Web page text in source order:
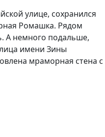
улице, сохранился
Ромашка. Рядом
А немного подальше,
имени Зины
мраморная стена с